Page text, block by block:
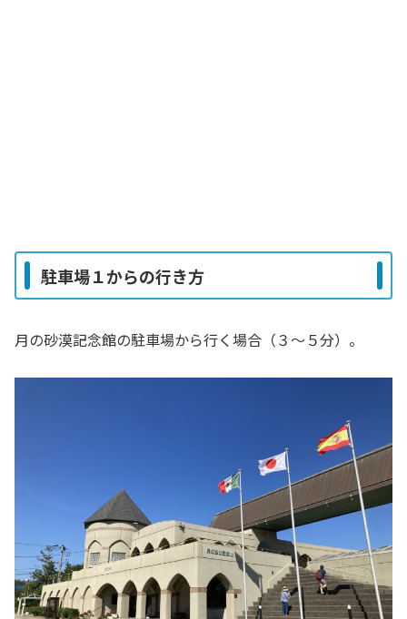
駐車場１からの行き方
月の砂漠記念館の駐車場から行く場合（３〜５分）。